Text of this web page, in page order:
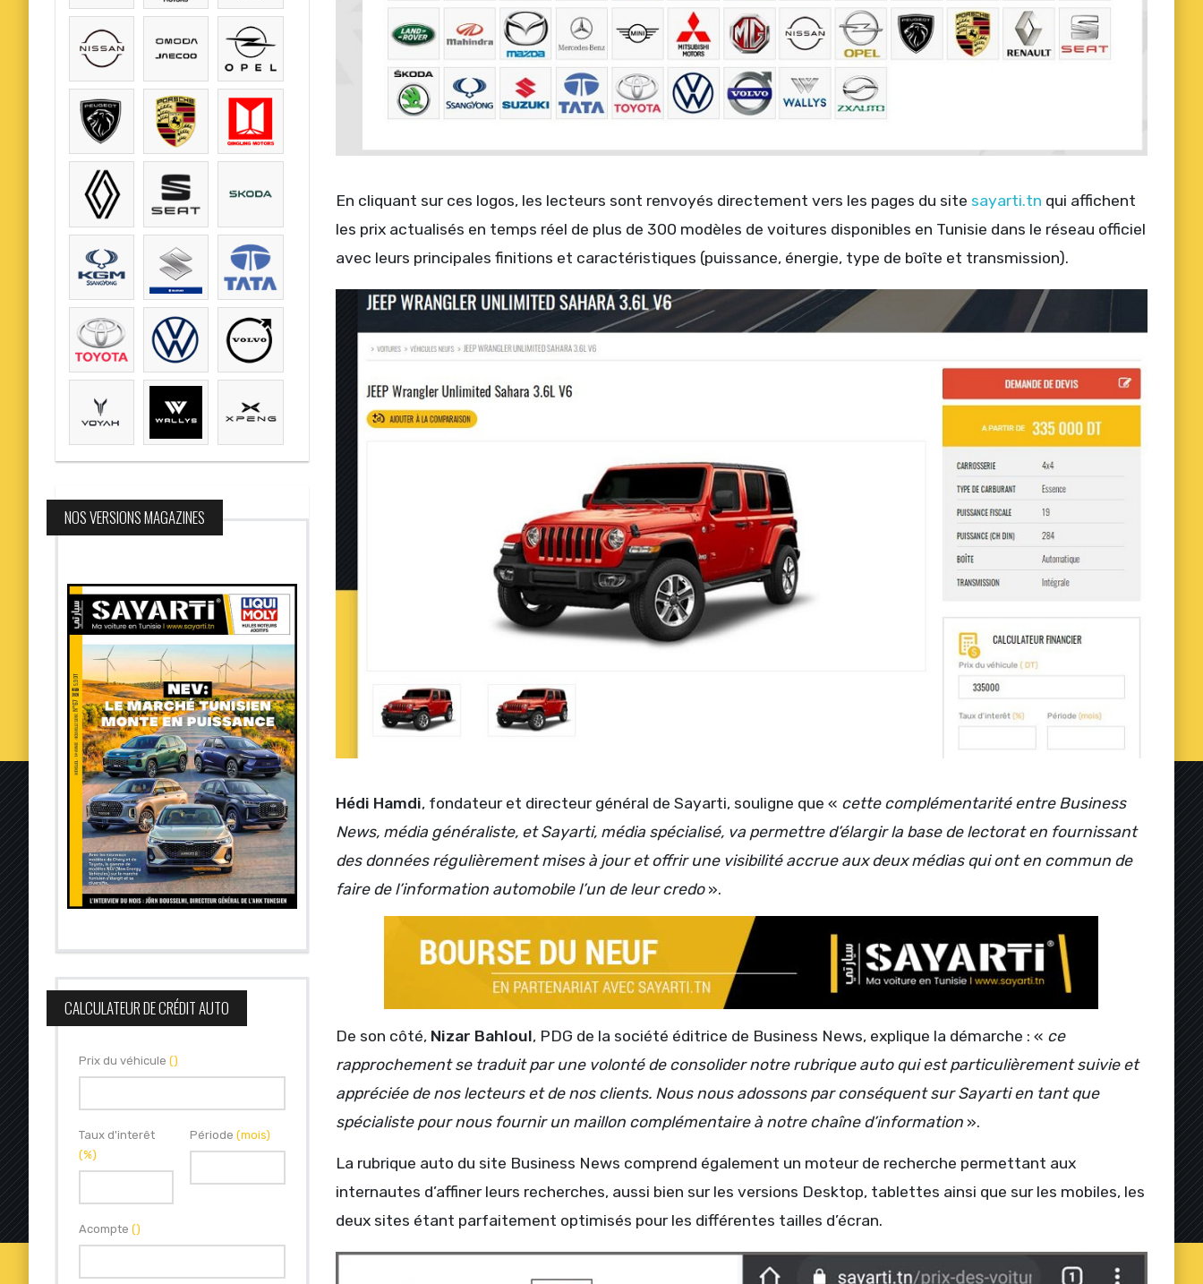
En cliquant sur ces logos, les lecteurs sont renvoyés directement vers les pages du site sayarti.tn qui affichent
les prix actualisés en temps réel de plus de 300 modèles de voitures disponibles en Tunisie dans le réseau officiel
avec leurs principales finitions et caractéristiques (puissance, énergie, type de boîte et transmission).
Hédi Hamdi, fondateur et directeur général de Sayarti, souligne que « cette complémentarité entre Business
News, média généraliste, et Sayarti, média spécialisé, va permettre d’élargir la base de lectorat en fournissant
des données régulièrement mises à jour et offrir une visibilité accrue aux deux médias qui ont en commun de
faire de l’information automobile l’un de leur credo ».
De son côté, Nizar Bahloul, PDG de la société éditrice de Business News, explique la démarche : « ce
rapprochement se traduit par une volonté de consolider notre rubrique auto qui est particulièrement suivie et
appréciée de nos lecteurs et de nos clients. Nous nous adossons par conséquent sur Sayarti en tant que
spécialiste pour nous fournir un maillon complémentaire à notre chaîne d’information».
La rubrique auto du site Business News comprend également un moteur de recherche permettant aux
internautes d’affiner leurs recherches, aussi bien sur les versions Desktop, tablettes ainsi que sur les mobiles, les
deux sites étant parfaitement optimisés pour les différentes tailles d’écran.
NOS VERSIONS MAGAZINES
CALCULATEUR DE CRÉDIT AUTO
Prix du véhicule ()
Taux d'interêt
(%)
Période(mois)
Acompte ()